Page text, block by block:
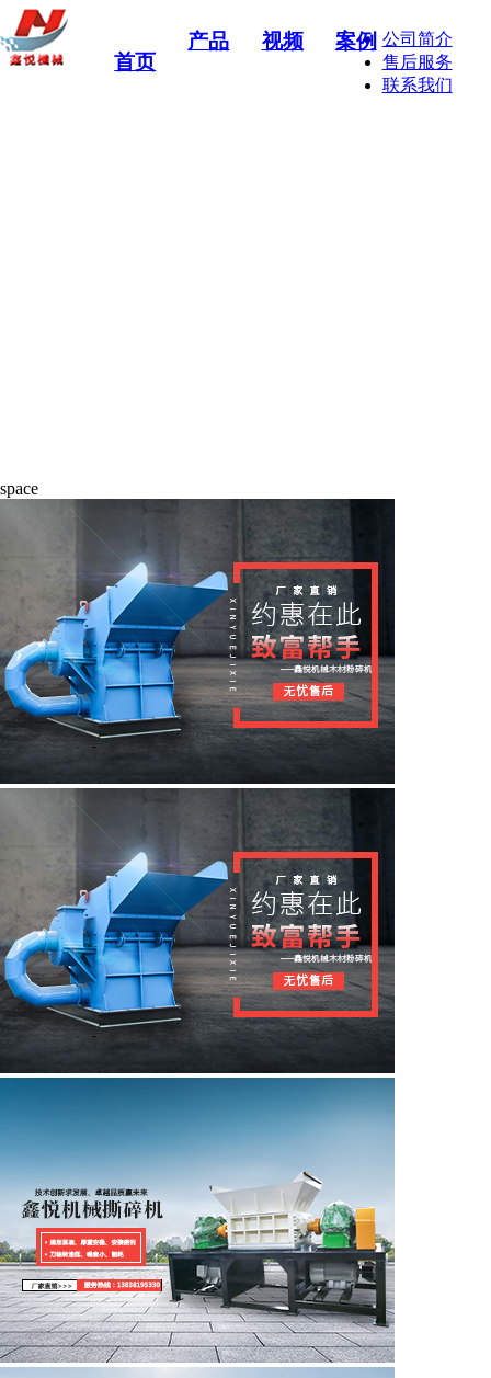
首页
产品 视频 案例 公司简介
售后服务
联系我们
space